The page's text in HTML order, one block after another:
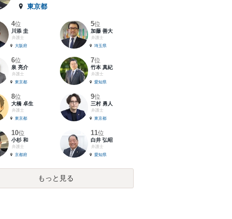
東京都
4位
川添 圭
弁護士
大阪府
5位
加藤 善大
弁護士
埼玉県
6位
泉 亮介
弁護士
東京都
7位
竹本 真紀
弁護士
愛知県
8位
大橋 卓生
弁護士
東京都
9位
三村 勇人
弁護士
東京都
10位
小杉 和
弁護士
京都府
11位
白井 弘昭
弁護士
愛知県
もっと見る